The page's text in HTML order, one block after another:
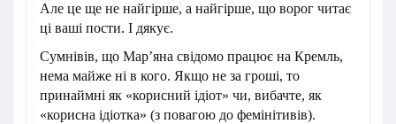
Але це ще не найгірше, а найгірше, що ворог читає
ці ваші пости. І дякує.
Сумнівів, що Марʼяна свідомо працює на Кремль,
нема майже ні в кого. Якщо не за гроші, то
принаймні як «корисний ідіот» чи, вибачте, як
«корисна ідіотка» (з повагою до фемінітивів).